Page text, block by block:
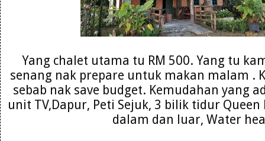
Yang chalet utama tu RM 500. Yang tu
senang nak prepare untuk makan malam .
sebab nak save budget. Kemudahan yang
unit TV,Dapur, Peti Sejuk, 3 bilik tidur Queen
dalam dan luar, Water